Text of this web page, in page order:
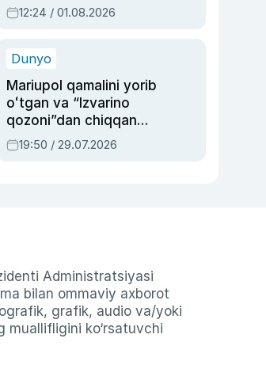
Oripovni siyosiy
ayblovlardan asrab
12:24 / 01.08.2026
Dunyo
Mariupol qamalini yorib
oʻtgan va “Izvarino
qozoni”dan chiqqan
qahramon — Ukraina
armiyasi bosh
19:50 / 29.07.2026
Administratsiyasi
bilan ommaviy axborot
grafik, audio va/yoki
muallifligini ko‘rsatuvchi